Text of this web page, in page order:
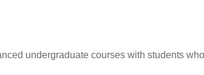
undergraduate courses with students